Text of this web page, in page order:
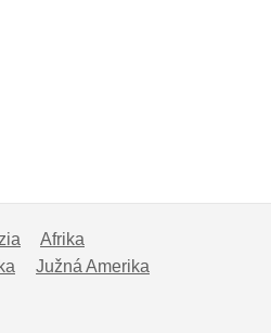
Afrika
Južná Amerika